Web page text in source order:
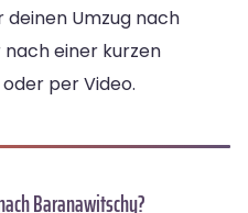
deinen Umzug nach
einer kurzen
per Video.
Baranawitschy?